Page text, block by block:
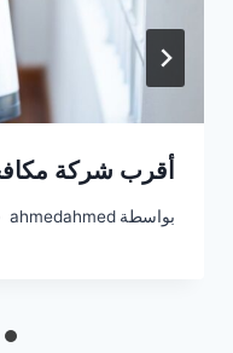
أقرب شركة
بواسطة ahmedahmed